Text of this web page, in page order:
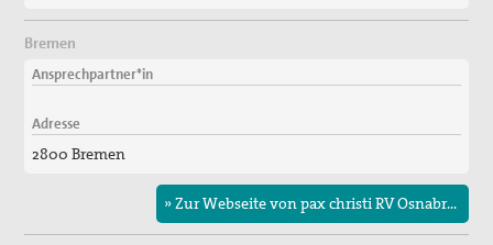
Bremen
Ansprechpartner*in
Adresse
2800 Bremen
» Zur Webseite von pax christi RV Osnabrück/Hamburg